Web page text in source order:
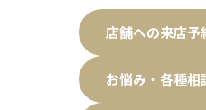
店舗への来店予
お悩み・各種相